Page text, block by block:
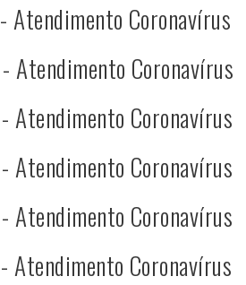
Atendimento Coronavírus
Atendimento Coronavírus
Atendimento Coronavírus
Atendimento Coronavírus
Atendimento Coronavírus
Atendimento Coronavírus